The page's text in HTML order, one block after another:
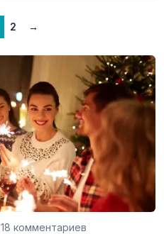
2 →
18 комментариев